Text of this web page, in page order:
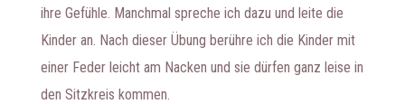
ihre Gefühle. Manchmal spreche ich dazu und leite die
Kinder an. Nach dieser Übung berühre ich die Kinder mit
einer Feder leicht am Nacken und sie dürfen ganz leise in
den Sitzkreis kommen.